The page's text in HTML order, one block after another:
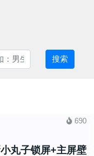
搜索
690
丸子锁屏+主屏壁